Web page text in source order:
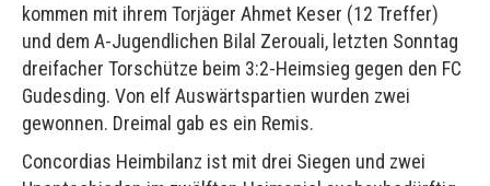
kommen mit ihrem Torjäger Ahmet Keser (12 Treffer)
und dem A-Jugendlichen Bilal Zerouali, letzten Sonntag
dreifacher Torschütze beim 3:2-Heimsieg gegen den FC
Gudesding. Von elf Auswärtspartien wurden zwei
gewonnen. Dreimal gab es ein Remis.
Concordias Heimbilanz ist mit drei Siegen und zwei